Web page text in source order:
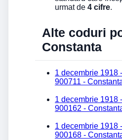
urmat de 4 cifre.
Alte coduri
Constanta
1 decembrie 1918
900711 -
1 decembrie 1918
900162 -
1 decembrie 1918
900168 -